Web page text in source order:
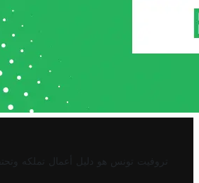
تروفيت تونس هو دليل أعمال تملكه